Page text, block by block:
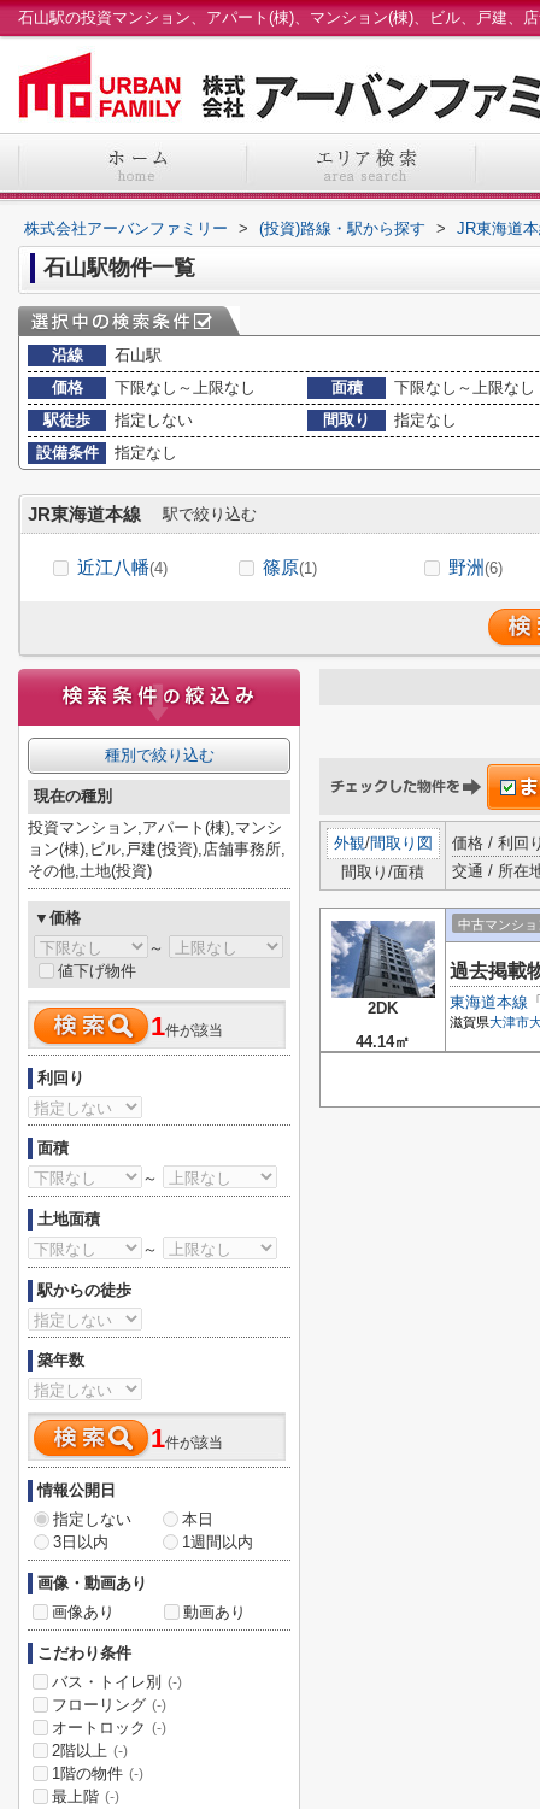
株式会社アーバンファミリー > (投資)路線・駅から探す > JR東海道
石山駅物件一覧
沿線
石山駅
価格
下限なし～上限なし 面積
下限なし～上限なし
駅徒歩
指定しない 間取り
指定なし
設備条件
指定なし
JR東海道本線 駅で絞り込む
近江八幡(4) 篠原(1) 野洲 (6)
外観/間取り図
間取り/面積
価格 / 利回
交通 / 所在
2DK
44.14㎡
中古マンショ
過去掲載
東海道本線
滋賀県大津市
種別で絞り込む
現在の種別
投資マンション,アパート(棟),マンシ
ョン(棟),ビル,戸建(投資),店舗事務所,
その他,土地(投資)
▼価格
～
値下げ物件
1件が該当
利回り
面積
～
土地面積
～
駅からの徒歩
築年数
1件が該当
情報公開日
指定しない
本日
3日以内
1週間以内
画像・動画あり
画像あり
動画あり
こだわり条件
バス・トイレ別
(-)
フローリング (-)
オートロック (-)
2階以上 (-)
1階の物件 (-)
最上階 (-)